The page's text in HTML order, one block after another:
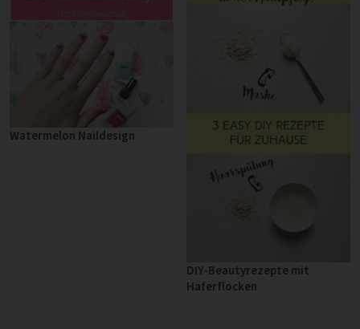
Watermelon Naildesign
DIY-Beautyrezepte mit
Haferflocken